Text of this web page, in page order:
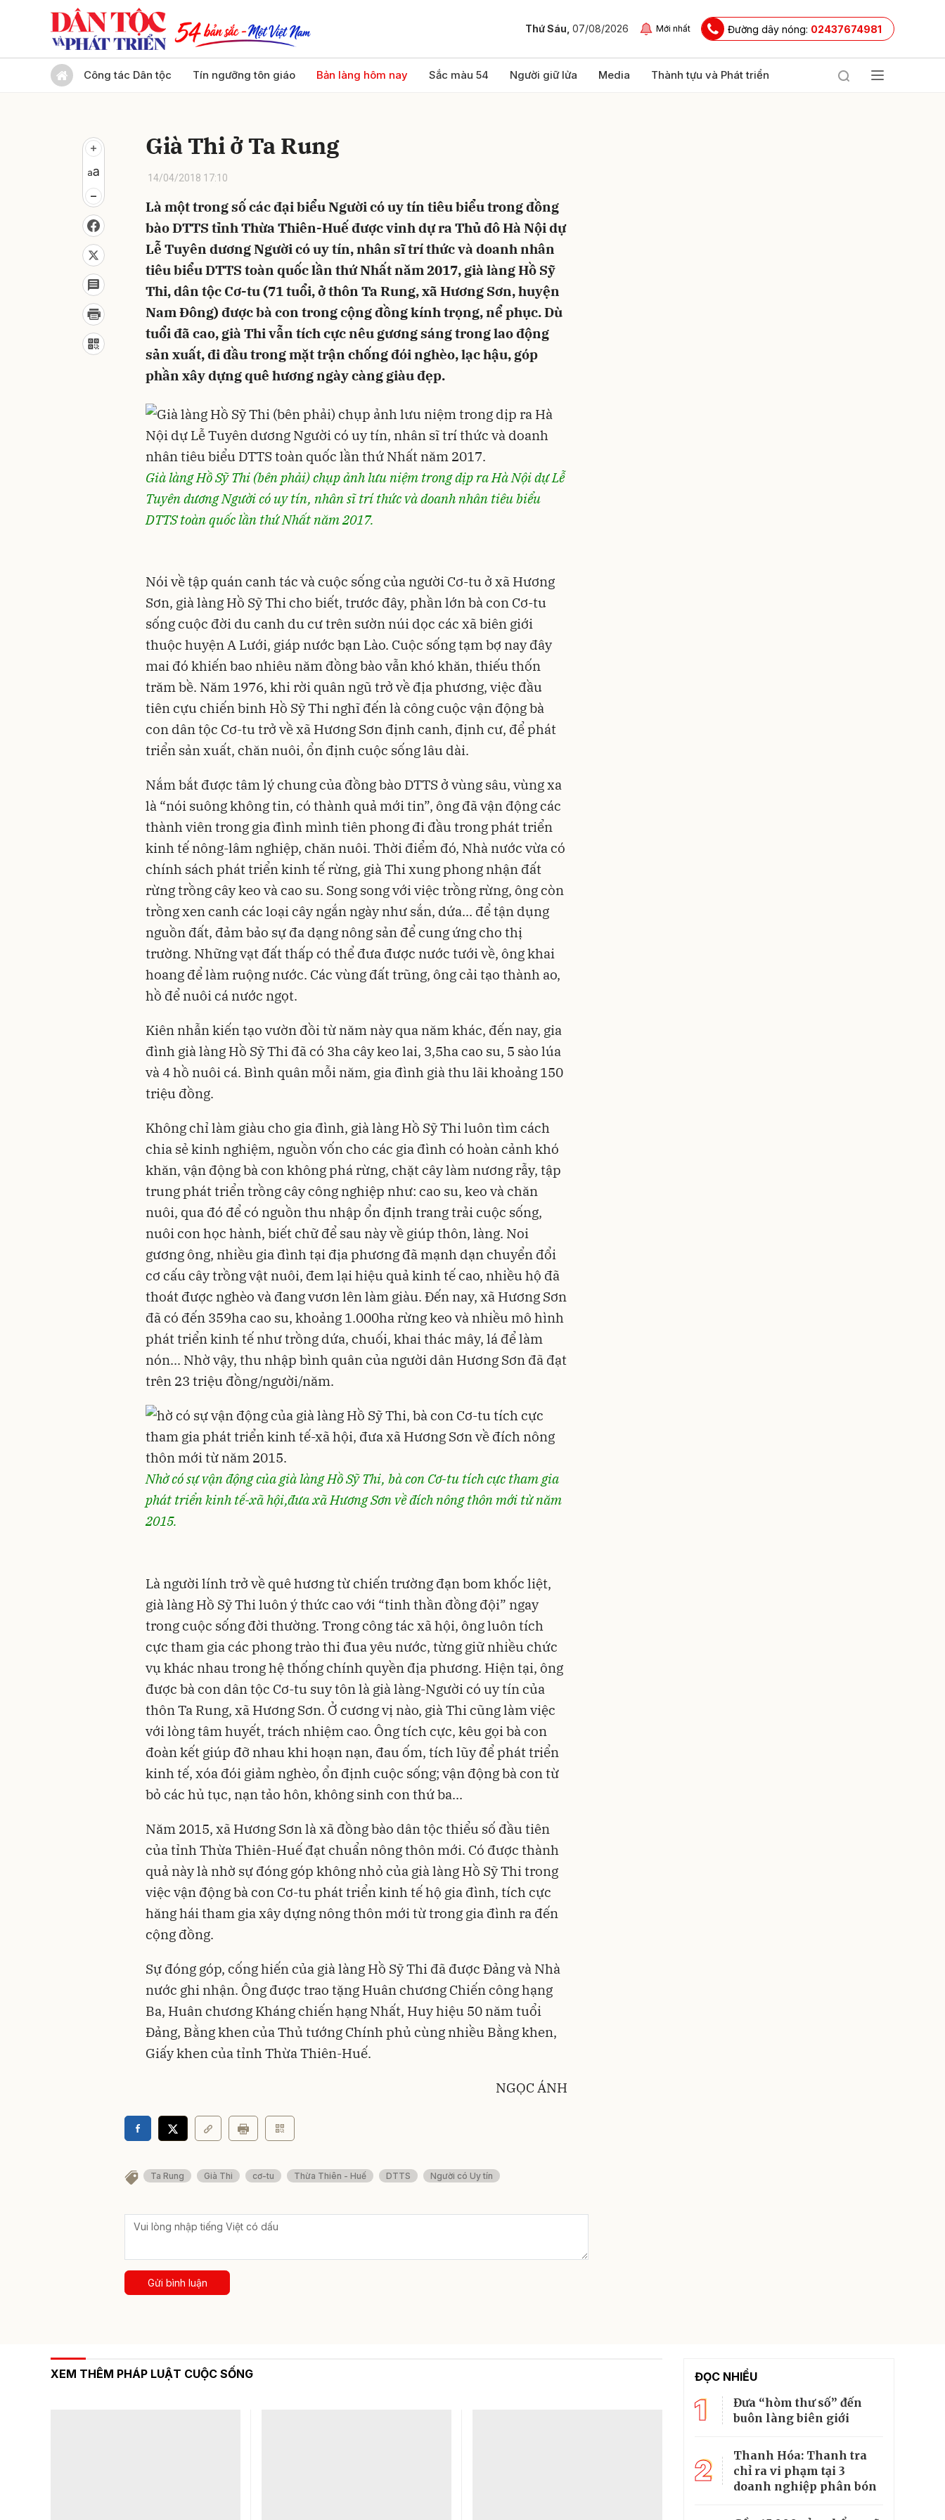
Thứ Sáu, 07/08/2026 Mới nhất Đường dây nóng: 02437674981
Công tác Dân tộc Tín ngưỡng tôn giáo Bản làng hôm nay Sắc màu 54 Người giữ lửa Media Thành tựu và Phát triển
Già Thi ở Ta Rung
14/04/2018 17:10
Là một trong số các đại biểu Người có uy tín tiêu biểu trong đồng
bào DTTS tỉnh Thừa Thiên-Huế được vinh dự ra Thủ đô Hà Nội dự
Lễ Tuyên dương Người có uy tín, nhân sĩ trí thức và doanh nhân
tiêu biểu DTTS toàn quốc lần thứ Nhất năm 2017, già làng Hồ Sỹ
Thi, dân tộc Cơ-tu (71 tuổi, ở thôn Ta Rung, xã Hương Sơn, huyện
Nam Đông) được bà con trong cộng đồng kính trọng, nể phục. Dù
tuổi đã cao, già Thi vẫn tích cực nêu gương sáng trong lao động
sản xuất, đi đầu trong mặt trận chống đói nghèo, lạc hậu, góp
phần xây dựng quê hương ngày càng giàu đẹp.
Già làng Hồ Sỹ Thi (bên phải) chụp ảnh lưu niệm trong dịp ra Hà Nội dự Lễ
Tuyên dương Người có uy tín, nhân sĩ trí thức và doanh nhân tiêu biểu
DTTS toàn quốc lần thứ Nhất năm 2017.
Nói về tập quán canh tác và cuộc sống của người Cơ-tu ở xã Hương
Sơn, già làng Hồ Sỹ Thi cho biết, trước đây, phần lớn bà con Cơ-tu
sống cuộc đời du canh du cư trên sườn núi dọc các xã biên giới
thuộc huyện A Lưới, giáp nước bạn Lào. Cuộc sống tạm bợ nay đây
mai đó khiến bao nhiêu năm đồng bào vẫn khó khăn, thiếu thốn
trăm bề. Năm 1976, khi rời quân ngũ trở về địa phương, việc đầu
tiên cựu chiến binh Hồ Sỹ Thi nghĩ đến là công cuộc vận động bà
con dân tộc Cơ-tu trở về xã Hương Sơn định canh, định cư, để phát
triển sản xuất, chăn nuôi, ổn định cuộc sống lâu dài.
Nắm bắt được tâm lý chung của đồng bào DTTS ở vùng sâu, vùng xa
là “nói suông không tin, có thành quả mới tin”, ông đã vận động các
thành viên trong gia đình mình tiên phong đi đầu trong phát triển
kinh tế nông-lâm nghiệp, chăn nuôi. Thời điểm đó, Nhà nước vừa có
chính sách phát triển kinh tế rừng, già Thi xung phong nhận đất
rừng trồng cây keo và cao su. Song song với việc trồng rừng, ông còn
trồng xen canh các loại cây ngắn ngày như sắn, dứa... để tận dụng
nguồn đất, đảm bảo sự đa dạng nông sản để cung ứng cho thị
trường. Những vạt đất thấp có thể đưa được nước tưới về, ông khai
hoang để làm ruộng nước. Các vùng đất trũng, ông cải tạo thành ao,
hồ để nuôi cá nước ngọt.
Kiên nhẫn kiến tạo vườn đồi từ năm này qua năm khác, đến nay, gia
đình già làng Hồ Sỹ Thi đã có 3ha cây keo lai, 3,5ha cao su, 5 sào lúa
và 4 hồ nuôi cá. Bình quân mỗi năm, gia đình già thu lãi khoảng 150
triệu đồng.
Không chỉ làm giàu cho gia đình, già làng Hồ Sỹ Thi luôn tìm cách
chia sẻ kinh nghiệm, nguồn vốn cho các gia đình có hoàn cảnh khó
khăn, vận động bà con không phá rừng, chặt cây làm nương rẫy, tập
trung phát triển trồng cây công nghiệp như: cao su, keo và chăn
nuôi, qua đó để có nguồn thu nhập ổn định trang trải cuộc sống,
nuôi con học hành, biết chữ để sau này về giúp thôn, làng. Noi
gương ông, nhiều gia đình tại địa phương đã mạnh dạn chuyển đổi
cơ cấu cây trồng vật nuôi, đem lại hiệu quả kinh tế cao, nhiều hộ đã
thoát được nghèo và đang vươn lên làm giàu. Đến nay, xã Hương Sơn
đã có đến 359ha cao su, khoảng 1.000ha rừng keo và nhiều mô hình
phát triển kinh tế như trồng dứa, chuối, khai thác mây, lá để làm
nón... Nhờ vậy, thu nhập bình quân của người dân Hương Sơn đã đạt
trên 23 triệu đồng/người/năm.
Nhờ có sự vận động của già làng Hồ Sỹ Thi, bà con Cơ-tu tích cực tham gia
phát triển kinh tế-xã hội,đưa xã Hương Sơn về đích nông thôn mới từ năm
2015.
Là người lính trở về quê hương từ chiến trường đạn bom khốc liệt,
già làng Hồ Sỹ Thi luôn ý thức cao với “tinh thần đồng đội” ngay
trong cuộc sống đời thường. Trong công tác xã hội, ông luôn tích
cực tham gia các phong trào thi đua yêu nước, từng giữ nhiều chức
vụ khác nhau trong hệ thống chính quyền địa phương. Hiện tại, ông
được bà con dân tộc Cơ-tu suy tôn là già làng-Người có uy tín của
thôn Ta Rung, xã Hương Sơn. Ở cương vị nào, già Thi cũng làm việc
với lòng tâm huyết, trách nhiệm cao. Ông tích cực, kêu gọi bà con
đoàn kết giúp đỡ nhau khi hoạn nạn, đau ốm, tích lũy để phát triển
kinh tế, xóa đói giảm nghèo, ổn định cuộc sống; vận động bà con từ
bỏ các hủ tục, nạn tảo hôn, không sinh con thứ ba...
Năm 2015, xã Hương Sơn là xã đồng bào dân tộc thiểu số đầu tiên
của tỉnh Thừa Thiên-Huế đạt chuẩn nông thôn mới. Có được thành
quả này là nhờ sự đóng góp không nhỏ của già làng Hồ Sỹ Thi trong
việc vận động bà con Cơ-tu phát triển kinh tế hộ gia đình, tích cực
hăng hái tham gia xây dựng nông thôn mới từ trong gia đình ra đến
cộng đồng.
Sự đóng góp, cống hiến của già làng Hồ Sỹ Thi đã được Đảng và Nhà
nước ghi nhận. Ông được trao tặng Huân chương Chiến công hạng
Ba, Huân chương Kháng chiến hạng Nhất, Huy hiệu 50 năm tuổi
Đảng, Bằng khen của Thủ tướng Chính phủ cùng nhiều Bằng khen,
Giấy khen của tỉnh Thừa Thiên-Huế.
NGỌC ÁNH
Ta Rung Già Thi cơ-tu Thừa Thiên - Huế DTTS Người có Uy tín
Gửi bình luận
XEM THÊM PHÁP LUẬT CUỘC SỐNG ĐỌC NHIỀU
1
Đưa “hòm thư số” đến
buôn làng biên giới
2
Thanh Hóa: Thanh tra
chỉ ra vi phạm tại 3
doanh nghiệp phân bón
Gửi bình luận
Hủy